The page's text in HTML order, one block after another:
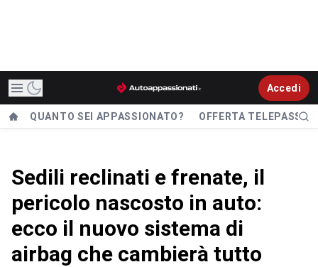
Accedi
QUANTO SEI APPASSIONATO? OFFERTA TELEPASS
Sedili reclinati e frenate, il
pericolo nascosto in auto:
ecco il nuovo sistema di
airbag che cambierà tutto